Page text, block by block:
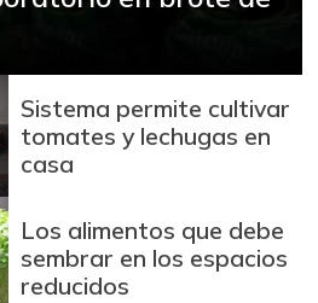
Sistema permite cultivar
tomates y lechugas en
casa
Los alimentos que debe
sembrar en los espacios
reducidos